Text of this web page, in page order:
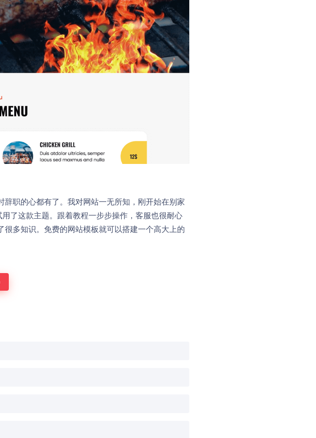
职的心都有了。我对网站一无所知，刚开始在别家
了这款主题。跟着教程一步步操作，客服也很耐心
多知识。免费的网站模板就可以搭建一个高大上的